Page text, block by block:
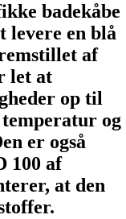
badekåbe
levere en blå
af
let at
op til
og
er også
100 af
at den